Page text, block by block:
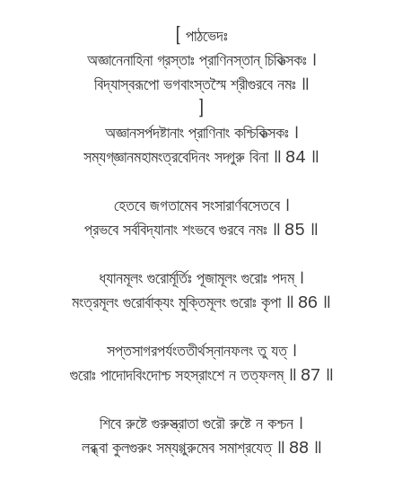
[ পাঠভেদঃ
অজ্ঞানেনাহিনা গ্রস্তাঃ প্রাণিনস্তান্ চিকিত্সকঃ ।
বিদ্যাস্বরূপো ভগবাংস্তস্মৈ শ্রীগুরবে নমঃ ॥
অজ্ঞানসর্পদষ্টানাং প্রাণিনাং কশ্চিকিত্সকঃ ।
সম্যগ্​জ্ঞানমহামংত্রবেদিনং সদ্গুরু বিনা ॥ 84 ॥
হেতবে জগতামেব সংসারার্ণবসেতবে ।
প্রভবে সর্ববিদ্যানাং শংভবে গুরবে নমঃ ॥ 85 ॥
ধ্যানমূলং গুরোর্মূর্তিঃ পূজামূলং গুরোঃ পদম্ ।
মংত্রমূলং গুরোর্বাক্যং মুক্তিমূলং গুরোঃ কৃপা ॥ 86 ॥
সপ্তসাগরপর্যংততীর্থস্নানফলং তু যত্ ।
গুরোঃ পাদোদবিংদোশ্চ সহস্রাংশে ন তত্ফলম্ ॥ 87 ॥
শিবে রুষ্টে গুরুস্ত্রাতা গুরৌ রুষ্টে ন কশ্চন ।
লব্ধ্বা কুলগুরুং সম্যগ্গুরুমেব সমাশ্রযেত্ ॥ 88 ॥